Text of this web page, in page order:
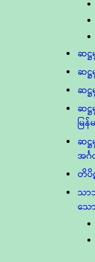
ဆဋ္
ဆဋ္
ဆဋ္
ဆဋ္
မြန်
ဆဋ္
အင်္
တိပိ
သာ
သေ